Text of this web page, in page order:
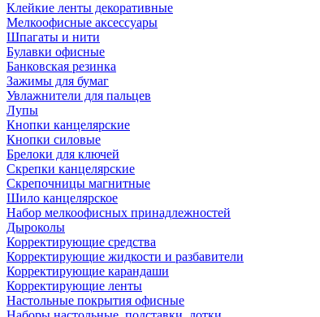
Клейкие ленты декоративные
Мелкоофисные аксессуары
Шпагаты и нити
Булавки офисные
Банковская резинка
Зажимы для бумаг
Увлажнители для пальцев
Лупы
Кнопки канцелярские
Кнопки силовые
Брелоки для ключей
Скрепки канцелярские
Скрепочницы магнитные
Шило канцелярское
Набор мелкоофисных принадлежностей
Дыроколы
Корректирующие средства
Корректирующие жидкости и разбавители
Корректирующие карандаши
Корректирующие ленты
Настольные покрытия офисные